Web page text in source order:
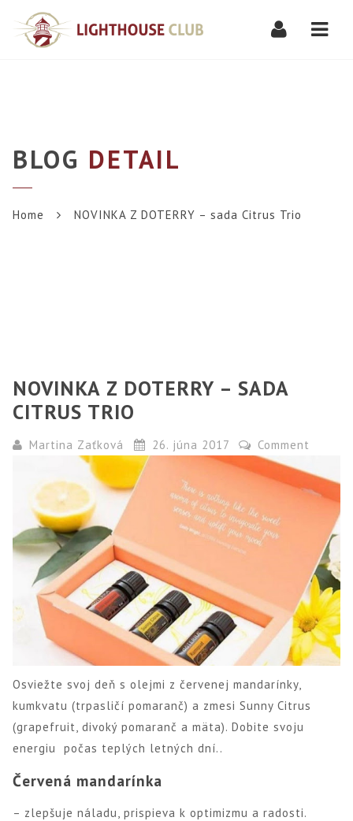
BLOG DETAIL
Home NOVINKA Z DOTERRY – sada Citrus Trio
NOVINKA Z DOTERRY – SADA
CITRUS TRIO
Martina Zaťková 26. júna 2017 Comment
Osviežte svoj deň s olejmi z červenej mandarínky,
kumkvatu (trpasličí pomaranč) a zmesi Sunny Citrus
(grapefruit, divoký pomaranč a mäta). Dobite svoju
energiu počas teplých letných dní..
Červená mandarínka
– zlepšuje náladu, prispieva k optimizmu a radosti.